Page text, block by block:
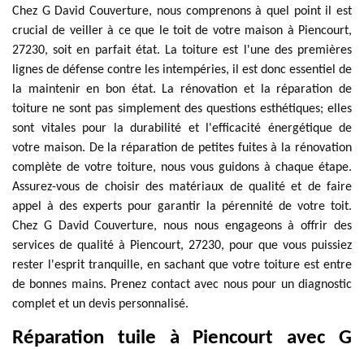
Chez G David Couverture, nous comprenons à quel point il est
crucial de veiller à ce que le toit de votre maison à Piencourt,
27230, soit en parfait état. La toiture est l'une des premières
lignes de défense contre les intempéries, il est donc essentiel de
la maintenir en bon état. La rénovation et la réparation de
toiture ne sont pas simplement des questions esthétiques; elles
sont vitales pour la durabilité et l'efficacité énergétique de
votre maison. De la réparation de petites fuites à la rénovation
complète de votre toiture, nous vous guidons à chaque étape.
Assurez-vous de choisir des matériaux de qualité et de faire
appel à des experts pour garantir la pérennité de votre toit.
Chez G David Couverture, nous nous engageons à offrir des
services de qualité à Piencourt, 27230, pour que vous puissiez
rester l'esprit tranquille, en sachant que votre toiture est entre
de bonnes mains. Prenez contact avec nous pour un diagnostic
complet et un devis personnalisé.
Réparation tuile à Piencourt avec G